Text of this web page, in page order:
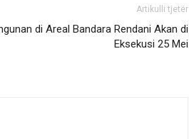
Artikulli tjetër
di Areal Bandara Rendani Akan di
Eksekusi 25 Mei